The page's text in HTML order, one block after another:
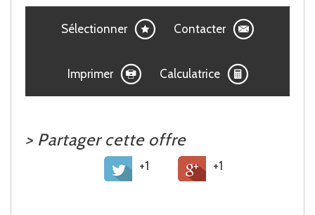
Sélectionner Contacter
Imprimer Calculatrice
> Partager cette offre
+1 +1